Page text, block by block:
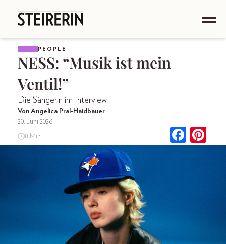
PEOPLE
NESS: “Musik ist mein
Ventil!”
Die Sängerin im Interview
Von Angelica Pral-Haidbauer
20. Juni 2026
8 Min.